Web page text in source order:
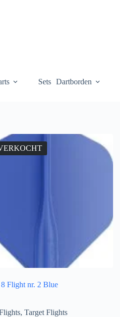
Sets Dartborden
8 Flight nr. 2 Blue
, Target Flights